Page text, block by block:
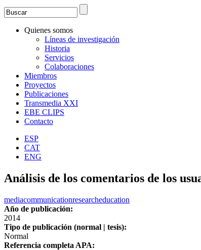
Formulario de búsqueda
Search
Quienes somos
Líneas de investigación
Historia
Servicios
Colaboraciones
Miembros
Proyectos
Publicaciones
Transmedia XXI
EBE CLIPS
Contacto
ESP
CAT
ENG
Análisis de los comentarios de los
mediacommunicationresearcheducation
Año de publicación:
2014
Tipo de publicación (normal | tesis):
Normal
Referencia completa APA: